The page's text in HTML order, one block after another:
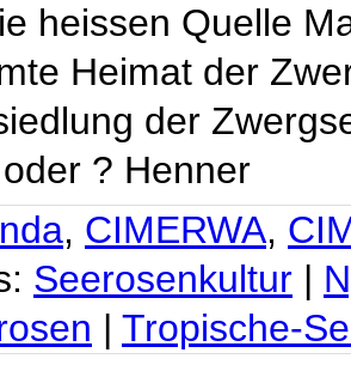
heissen Quelle
Heimat der
der
? Henner
, CIMERWA,
Seerosenkultur |
| Tropische-